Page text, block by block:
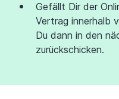
Gefällt Dir der
Vertrag innerhalb
Du dann in den
zurückschicken.